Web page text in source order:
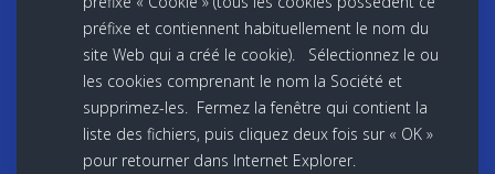
préfixe et contiennent habituellement le nom du
site Web qui a créé le cookie). Sélectionnez le ou
les cookies comprenant le nom la Société et
supprimez-les. Fermez la fenêtre qui contient la
liste des fichiers, puis cliquez deux fois sur « OK »
pour retourner dans Internet Explorer.